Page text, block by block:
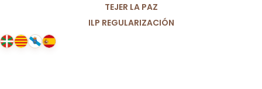
TEJER LA PAZ
ILP REGULARIZACIÓN